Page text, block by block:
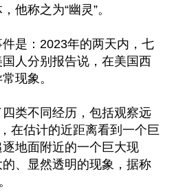
他称之为“幽灵”。
是：2023年的两天内，七
人分别报告说，在美国西
现象。
类不同经历，包括观察远
在估计的近距离看到一个巨
地面附近的一个巨大现
、显然透明的现象，据称